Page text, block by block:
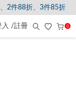
2件88折、3件85折
入 /註冊 0